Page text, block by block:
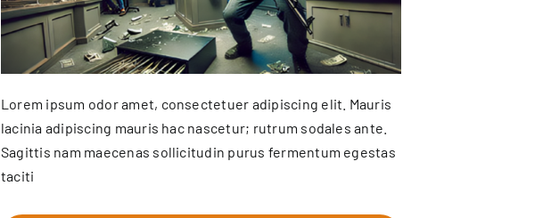
Lorem ipsum odor amet, consectetuer adipiscing elit. Mauris
lacinia adipiscing mauris hac nascetur; rutrum sodales ante.
Sagittis nam maecenas sollicitudin purus fermentum egestas
taciti